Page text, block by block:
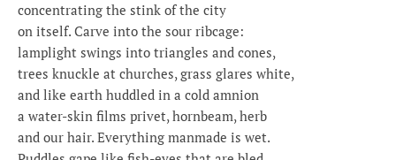
concentrating the stink of the city
on itself. Carve into the sour ribcage:
lamplight swings into triangles and cones,
trees knuckle at churches, grass glares white,
and like earth huddled in a cold amnion
a water-skin films privet, hornbeam, herb
and our hair. Everything manmade is wet.